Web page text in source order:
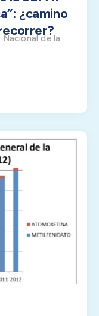
¿camino
de la